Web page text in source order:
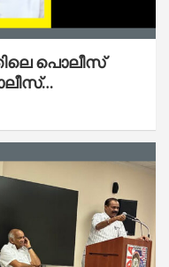
പൊലീസ്
മാറുകയാണ് :